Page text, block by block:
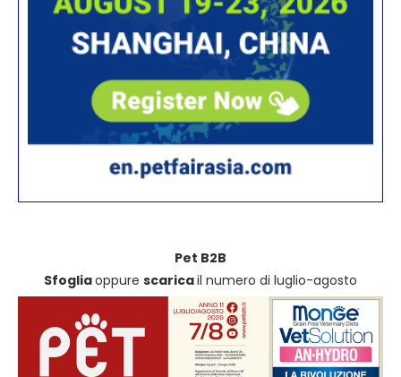
Pet B2B
Sfogliaoppure scaricail numero di luglio-agosto